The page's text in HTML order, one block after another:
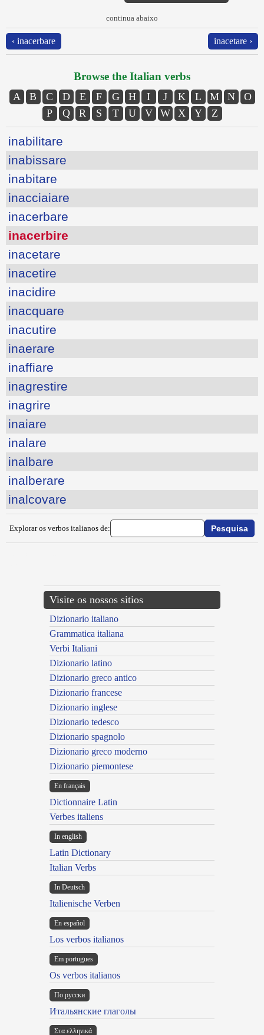
continua abaixo
‹ inacerbare inacetare ›
Browse the Italian verbs
A B C D E F G H I J K L M N
O
P
Q R S T U V W X Y Z
inabilitare
inabissare
inabitare
inacciaiare
inacerbare
inacerbire
inacetare
inacetire
inacidire
inacquare
inacutire
inaerare
inaffiare
inagrestire
inagrire
inaiare
inalare
inalbare
inalberare
inalcovare
Explorar os verbos italianos de:
Visite os nossos sitios
Dizionario italiano
Grammatica italiana
Verbi Italiani
Dizionario latino
Dizionario greco antico
Dizionario francese
Dizionario inglese
Dizionario tedesco
Dizionario spagnolo
Dizionario greco moderno
Dizionario piemontese
En français
Dictionnaire Latin
Verbes italiens
In english
Latin Dictionary
Italian Verbs
In Deutsch
Italienische Verben
En español
Los verbos italianos
Em portugues
Os verbos italianos
По русски
Итальянские глаголы
Στα ελληνικά